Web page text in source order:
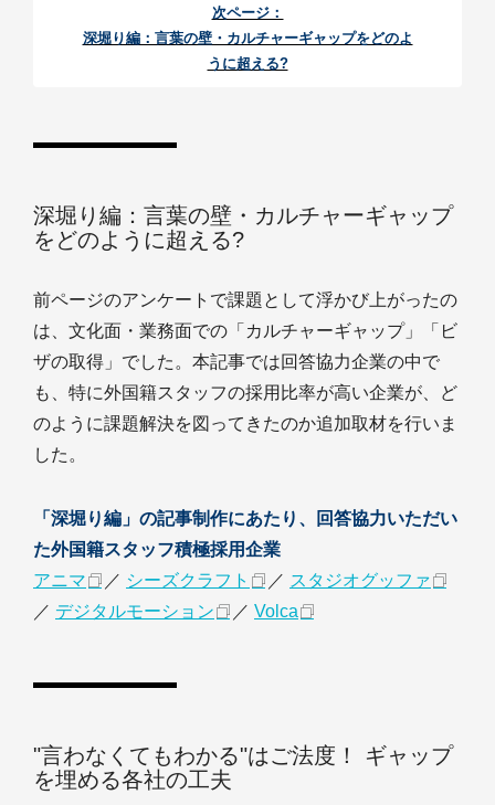
次ページ：
深堀り編：言葉の壁・カルチャーギャップをどのよ
うに超える?
深堀り編：言葉の壁・カルチャーギャップ
をどのように超える?
前ページのアンケートで課題として浮かび上がったの
は、文化面・業務面での「カルチャーギャップ」「ビ
ザの取得」でした。本記事では回答協力企業の中で
も、特に外国籍スタッフの採用比率が高い企業が、ど
のように課題解決を図ってきたのか追加取材を行いま
した。
「深堀り編」の記事制作にあたり、回答協力いただい
た外国籍スタッフ積極採用企業
アニマ
／ シーズクラフト ／ スタジオグッファ
／ デジタルモーション ／ Volca
"言わなくてもわかる"はご法度！ ギャップ
を埋める各社の工夫